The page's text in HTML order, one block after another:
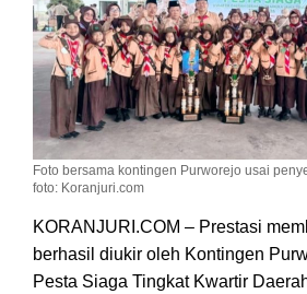
Foto bersama kontingen Purworejo usai
foto: Koranjuri.com
KORANJURI.COM – Prestasi
berhasil diukir oleh Kontingen
Pesta Siaga Tingkat Kwartir